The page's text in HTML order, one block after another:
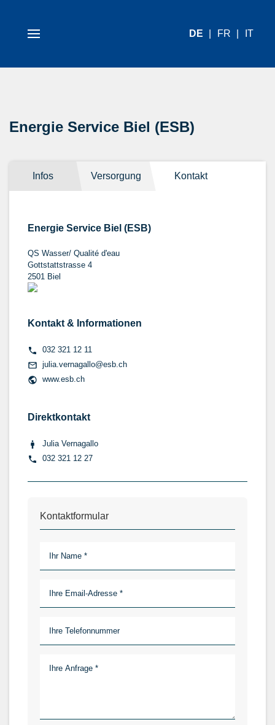
DE FR IT
Energie Service Biel (ESB)
Infos Versorgung Kontakt
Energie Service Biel (ESB)
QS Wasser/ Qualité d'eau
Gottstattstrasse 4
2501 Biel
Kontakt & Informationen
032 321 12 11
julia.vernagallo@esb.ch
www.esb.ch
Direktkontakt
Julia Vernagallo
032 321 12 27
Kontaktformular